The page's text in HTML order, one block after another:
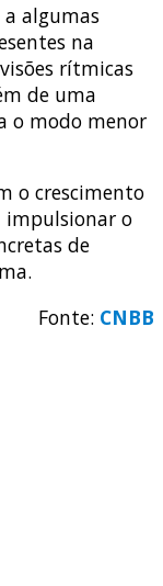
algumas
na
rítmicas
de uma
o modo menor
o crescimento
impulsionar o
de
Fonte: CNBB